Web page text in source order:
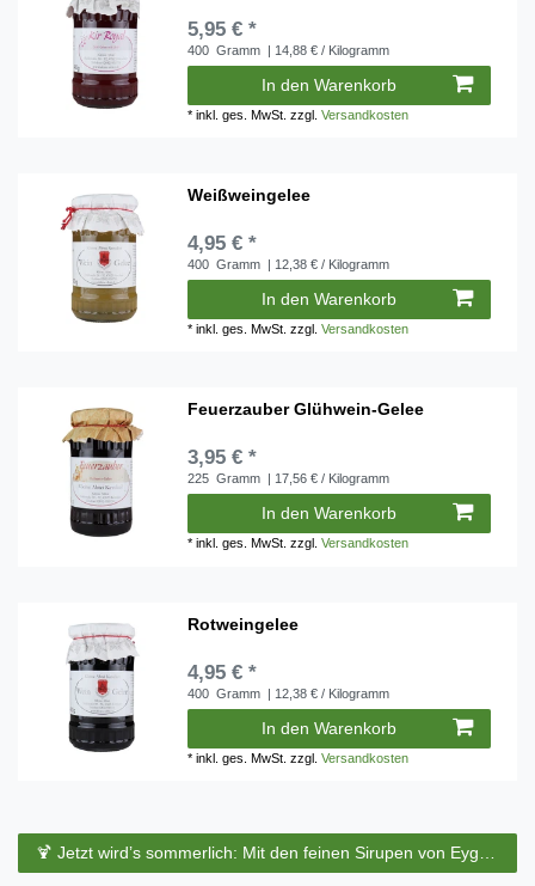
5,95 € *
400 Gramm | 14,88 € / Kilogramm
In den Warenkorb
*inkl. ges. MwSt. zzgl.Versandkosten
Weißweingelee
4,95 € *
400 Gramm | 12,38 € / Kilogramm
In den Warenkorb
*inkl. ges. MwSt. zzgl.Versandkosten
Feuerzauber Glühwein-Gelee
3,95 € *
225 Gramm | 17,56 € / Kilogramm
In den Warenkorb
*inkl. ges. MwSt. zzgl.Versandkosten
Rotweingelee
4,95 € *
400 Gramm | 12,38 € / Kilogramm
In den Warenkorb
*inkl. ges. MwSt. zzgl.Versandkosten